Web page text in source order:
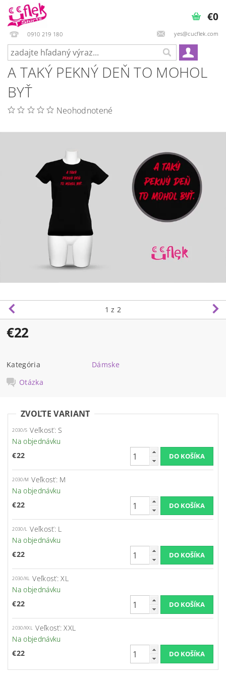
0910 219 180 yes@cucflek.com
€0
A TAKÝ PEKNÝ DEŇ TO MOHOL
BYŤ
Neohodnotené
1 z 2
€22
Kategória
Dámske
Otázka
ZVOĽTE VARIANT
2030/S Veľkosť: S
Na objednávku
€22
2030/M Veľkosť: M
Na objednávku
€22
2030/L Veľkosť: L
Na objednávku
€22
2030/XL Veľkosť: XL
Na objednávku
€22
2030/XXL Veľkosť: XXL
Na objednávku
€22